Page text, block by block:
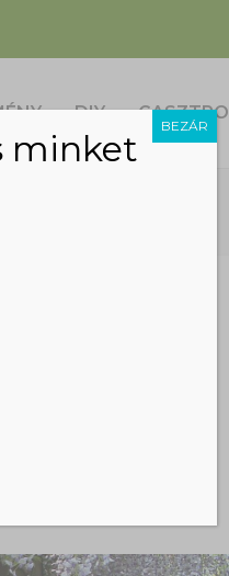
DIY GASZTRO
minket
BEZÁR